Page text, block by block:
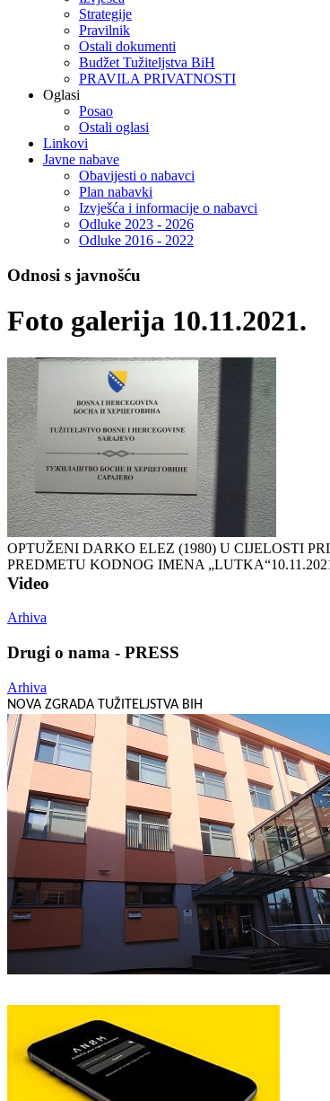
Strategije
Pravilnik
Ostali dokumenti
Budžet Tužiteljstva BiH
PRAVILA PRIVATNOSTI
Oglasi
Posao
Ostali oglasi
Linkovi
Javne nabave
Obavijesti o nabavci
Plan nabavki
Izvješća i informacije o nabavci
Odluke 2023 - 2026
Odluke 2016 - 2022
Odnosi s javnošću
Foto galerija 10.11.2021.
OPTUŽENI DARKO ELEZ (1980) U CIJELOSTI
PREDMETU KODNOG IMENA „LUTKA“
Video
Arhiva
Drugi o nama - PRESS
Arhiva
NOVA ZGRADA TUŽITELJSTVA BIH